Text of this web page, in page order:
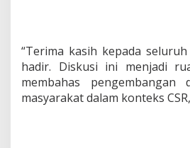
“Terima kasih kepada
hadir. Diskusi ini menjadi
membahas pengembangan
masyarakat dalam konteks